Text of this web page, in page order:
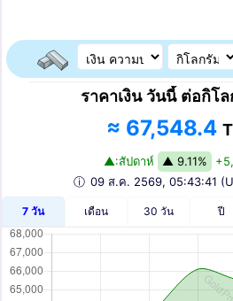
ราคาเงิน วันนี้ ต่อกิโ
≈ 67,548.4
▲:สัปดาห์ ▲ 9.11%
ⓘ 09 ส.ค. 2569, 05:43:41
7 วัน เดือน 30 วัน ปี